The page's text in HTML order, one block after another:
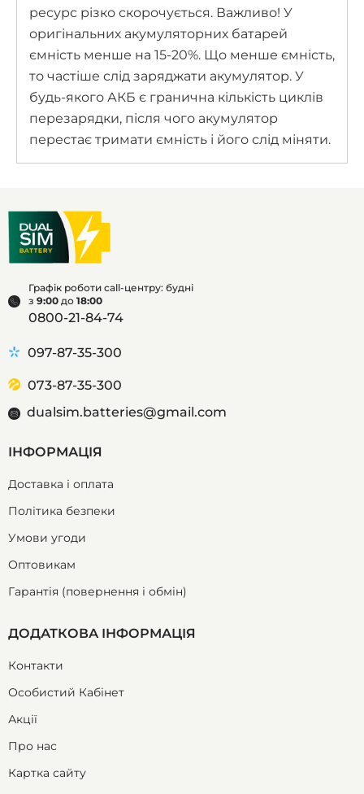
ресурс різко скорочується. Важливо! У
оригінальних акумуляторних батарей
ємність менше на 15-20%. Що менше ємність,
то частіше слід заряджати акумулятор. У
будь-якого АКБ є гранична кількість циклів
перезарядки, після чого акумулятор
перестає тримати ємність і його слід міняти.
Графік роботи call-центру: будні
з 9:00 до 18:00
0800-21-84-74
097-87-35-300
073-87-35-300
dualsim.batteries@gmail.com
ІНФОРМАЦІЯ
Доставка і оплата
Політика безпеки
Умови угоди
Оптовикам
Гарантія (повернення і обмін)
ДОДАТКОВА ІНФОРМАЦІЯ
Контакти
Особистий Кабінет
Акції
Про нас
Картка сайту